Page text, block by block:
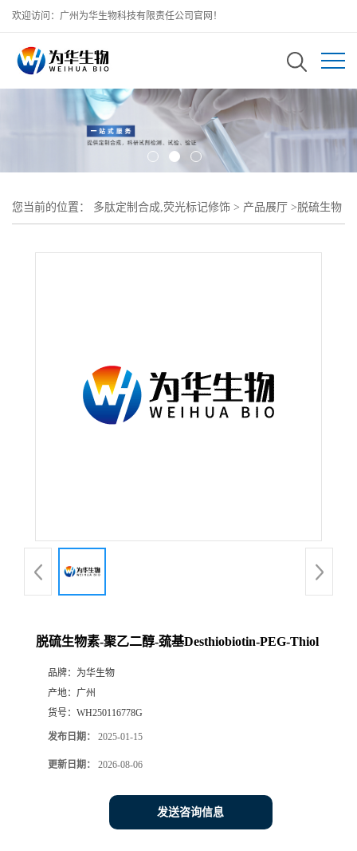
欢迎访问：广州为华生物科技有限责任公司官网！
您当前的位置： 多肽定制合成,荧光标记修饰 > 产品展厅 >脱硫生物
脱硫生物素-聚乙二醇-巯基Desthiobiotin-PEG-Thiol
品牌： 为华生物
产地： 广州
货号： WH250116778G
发布日期： 2025-01-15
更新日期： 2026-08-06
发送咨询信息